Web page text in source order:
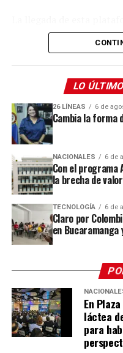
Los estudiantes
plantas con potencial
adecuadas para las
GANADORES DEL
“Diseñamos un
como principal
sistema de monitoreo
agua, basado en la
avance para la medicina
permitir que pacientes
reticulares y otras
puedan acceder a
internacionales sin
ciudades del país o al
se fortalece el acceso a
acerca la tecnología
Caribe colombiano.
“Las enfermedades
de las principales
mundo y, en la Clínica
entre el 60% y el 70%
cirugía vascular.
únicamente con una
pueden ser la
enfermedad venosa
especializada y
Keiner Toro Osorio,
Portoazul Auna.
LO
26 LÍNEAS 6 de
Cambia la forma
NACIONALES 6 de
Con el programa
la brecha de valor
TECNOLOGÍA 6 de
Claro por
en Bucaramanga
En
láctea
para